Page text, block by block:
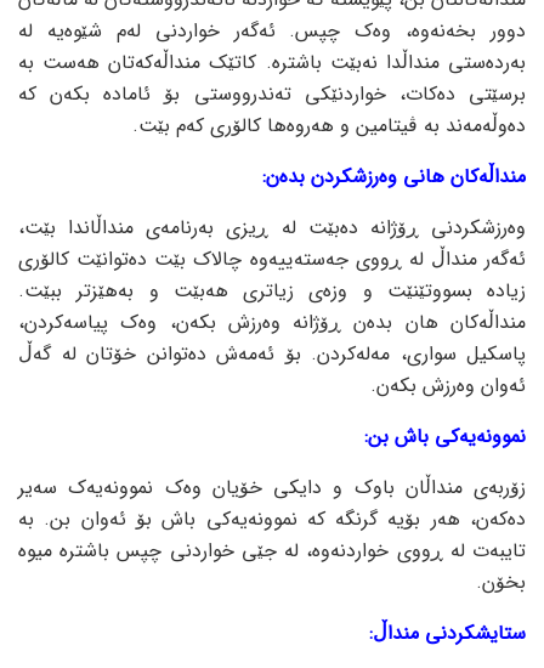
دوور بخەنەوە، وەک چپس. ئەگەر خواردنی لەم شێوەیە لە
بەردەستی منداڵدا نەبێت باشترە. کاتێک منداڵەکەتان هەست بە
برسێتی دەکات، خواردنێکی تەندرووستی بۆ ئامادە بکەن کە
دەوڵەمەند بە ڤیتامین و هەروەها کالۆری کەم بێت.
منداڵەکان هانی وەرزشکردن بدەن:
وەرزشکردنی ڕۆژانە دەبێت لە ڕیزی بەرنامەی منداڵاندا بێت،
ئەگەر منداڵ لە ڕووی جەستەییەوە چالاک بێت دەتوانێت کالۆری
زیادە بسووتێنێت و وزەی زیاتری هەبێت و بەهێزتر ببێت.
منداڵەکان هان بدەن ڕۆژانە وەرزش بکەن، وەک پیاسەکردن،
پاسکیل سواری، مەلەکردن. بۆ ئەمەش دەتوانن خۆتان لە گەڵ
ئەوان وەرزش بکەن.
نموونەیەکی باش بن:
زۆربەی منداڵان باوک و دایکی خۆیان وەک نموونەیەک سەیر
دەکەن، هەر بۆیە گرنگە کە نموونەیەکی باش بۆ ئەوان بن. بە
تایبەت لە ڕووی خواردنەوە، لە جێی خواردنی چپس باشترە میوە
بخۆن.
ستایشکردنی منداڵ: